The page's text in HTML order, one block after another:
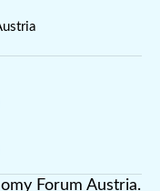
Forum Austria.